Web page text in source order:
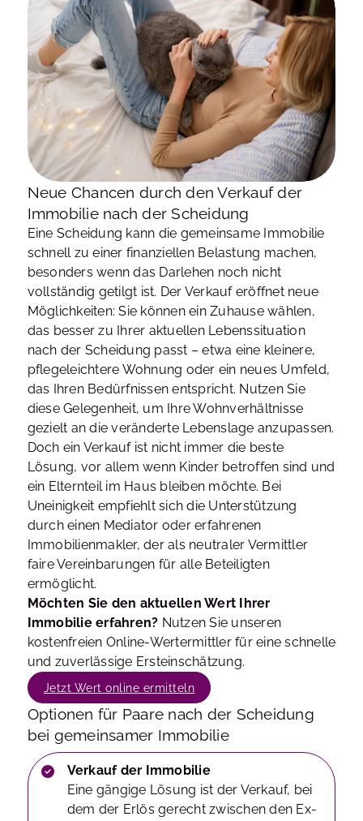
Neue Chancen durch den Verkauf der
Immobilie nach der Scheidung
Eine Scheidung kann die gemeinsame Immobilie
schnell zu einer finanziellen Belastung machen,
besonders wenn das Darlehen noch nicht
vollständig getilgt ist. Der Verkauf eröffnet neue
Möglichkeiten: Sie können ein Zuhause wählen,
das besser zu Ihrer aktuellen Lebenssituation
nach der Scheidung passt – etwa eine kleinere,
pflegeleichtere Wohnung oder ein neues Umfeld,
das Ihren Bedürfnissen entspricht. Nutzen Sie
diese Gelegenheit, um Ihre Wohnverhältnisse
gezielt an die veränderte Lebenslage anzupassen.
Doch ein Verkauf ist nicht immer die beste
Lösung, vor allem wenn Kinder betroffen sind und
ein Elternteil im Haus bleiben möchte. Bei
Uneinigkeit empfiehlt sich die Unterstützung
durch einen Mediator oder erfahrenen
Immobilienmakler, der als neutraler Vermittler
faire Vereinbarungen für alle Beteiligten
ermöglicht.
Möchten Sie den aktuellen Wert Ihrer
Immobilie erfahren? Nutzen Sie unseren
kostenfreien Online-Wertermittler für eine schnelle
und zuverlässige Ersteinschätzung.
Jetzt Wert online ermitteln
Optionen für Paare nach der Scheidung
bei gemeinsamer Immobilie
Verkauf der Immobilie
Eine gängige Lösung ist der Verkauf, bei
dem der Erlös gerecht zwischen den Ex-